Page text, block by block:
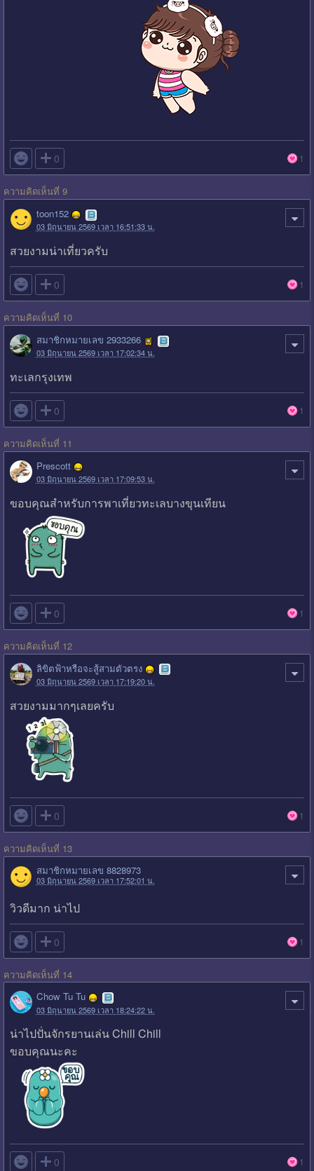
 0 1
ความคิดเห็นที่ 9
toon152
03 มิถุนายน 2569 เวลา 16:51:33 น.
สวยงามน่าเที่ยวครับ
 0 1
ความคิดเห็นที่ 10
สมาชิกหมายเลข 2933266
03 มิถุนายน 2569 เวลา 17:02:34 น.
ทะเลกรุงเทพ
 0 1
ความคิดเห็นที่ 11
Prescott
03 มิถุนายน 2569 เวลา 17:09:53 น.
ขอบคุณสำหรับการพาเที่ยวทะเลบางขุนเทียน
 0 1
ความคิดเห็นที่ 12
ลิขิตฟ้าหรือจะสู้สามตัวตรง
03 มิถุนายน 2569 เวลา 17:19:20 น.
สวยงามมากๆเลยครับ
 0 1
ความคิดเห็นที่ 13
สมาชิกหมายเลข 8828973
03 มิถุนายน 2569 เวลา 17:52:01 น.
วิวดีมาก น่าไป
 0 1
ความคิดเห็นที่ 14
Chow Tu Tu
03 มิถุนายน 2569 เวลา 18:24:22 น.
น่าไปปั่นจักรยานเล่น Chill Chill
ขอบคุณนะคะ
 0 1